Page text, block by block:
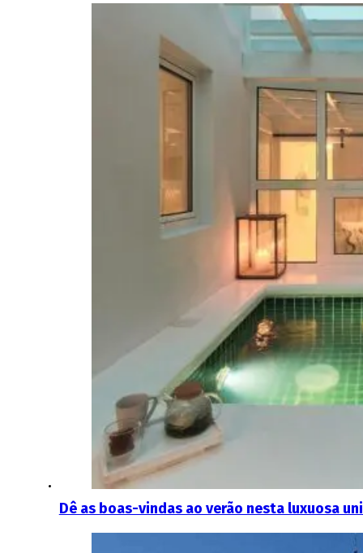
Dê as boas-vindas ao verão nesta luxuosa